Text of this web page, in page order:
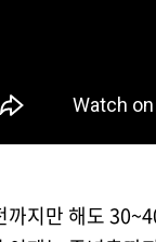
까지만 해도